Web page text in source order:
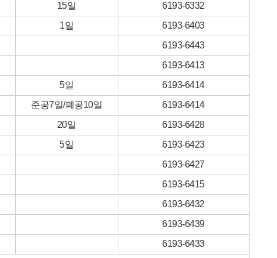
15일 6193-6332
1일
6193-6403
6193-6443
6193-6413
5일
6193-6414
준공7일/폐공10일
6193-6414
20일
6193-6428
5일
6193-6423
6193-6427
6193-6415
6193-6432
6193-6439
6193-6433